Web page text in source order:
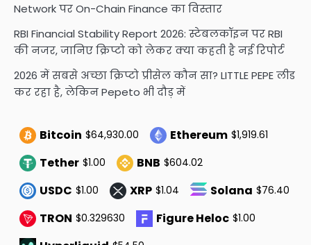
Network पर On-Chain Finance का विस्तार
RBI Financial Stability Report 2026: स्टेबलकॉइन पर RBI
की नजर, जानिए क्रिप्टो को लेकर क्या कहती है नई रिपोर्ट
2026 में सबसे अच्छा क्रिप्टो प्रीसेल कौन सा? LITTLE PEPE लीड
कर रहा है, लेकिन Pepeto भी दौड़ में
Bitcoin $64,930.00 Ethereum $1,919.61
Tether $1.00 BNB $604.02
USDC $1.00 XRP $1.04 Solana $76.40
TRON $0.329630 Figure Heloc $1.00